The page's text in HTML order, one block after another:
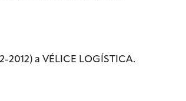
2012) a VÉLICE LOGÍSTICA.